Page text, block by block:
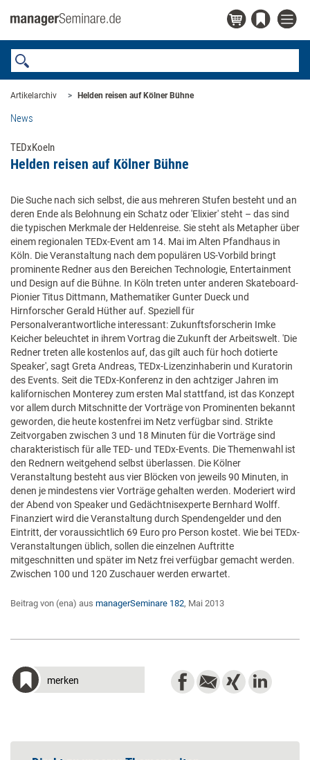
Artikelarchiv Helden reisen auf Kölner Bühne
News
TEDxKoeln
Helden reisen auf Kölner Bühne
Die Suche nach sich selbst, die aus mehreren Stufen besteht und an
deren Ende als Belohnung ein Schatz oder 'Elixier' steht – das sind
die typischen Merkmale der Heldenreise. Sie steht als Metapher über
einem regionalen TEDx-Event am 14. Mai im Alten Pfandhaus in
Köln. Die Veranstaltung nach dem populären US-Vorbild bringt
prominente Redner aus den Bereichen Technologie, Entertainment
und Design auf die Bühne. In Köln treten unter anderen Skateboard-
Pionier Titus Dittmann, Mathematiker Gunter Dueck und
Hirnforscher Gerald Hüther auf. Speziell für
Personalverantwortliche interessant: Zukunftsforscherin Imke
Keicher beleuchtet in ihrem Vortrag die Zukunft der Arbeitswelt. 'Die
Redner treten alle kostenlos auf, das gilt auch für hoch dotierte
Speaker', sagt Greta Andreas, TEDx-Lizenzinhaberin und Kuratorin
des Events. Seit die TEDx-Konferenz in den achtziger Jahren im
kalifornischen Monterey zum ersten Mal stattfand, ist das Konzept
vor allem durch Mitschnitte der Vorträge von Prominenten bekannt
geworden, die heute kostenfrei im Netz verfügbar sind. Strikte
Zeitvorgaben zwischen 3 und 18 Minuten für die Vorträge sind
charakteris­tisch für alle TED- und TEDx-Events. Die Themenwahl ist
den Rednern weitgehend selbst überlassen. Die Kölner
Veranstaltung besteht aus vier Blöcken von jeweils 90 Minuten, in
denen je mindestens vier Vorträge gehalten werden. Moderiert wird
der Abend von Speaker und Gedächtnisexperte Bernhard Wolff.
Finanziert wird die Veranstaltung durch Spendengelder und den
Eintritt, der voraussichtlich 69 Euro pro Person kostet. Wie bei TEDx-
Veranstaltungen üblich, sollen die einzelnen Auftritte
mitgeschnitten und später im Netz frei verfügbar gemacht werden.
Zwischen 100 und 120 Zuschauer werden erwartet.
Beitrag von (ena) aus managerSeminare 182, Mai 2013
merken